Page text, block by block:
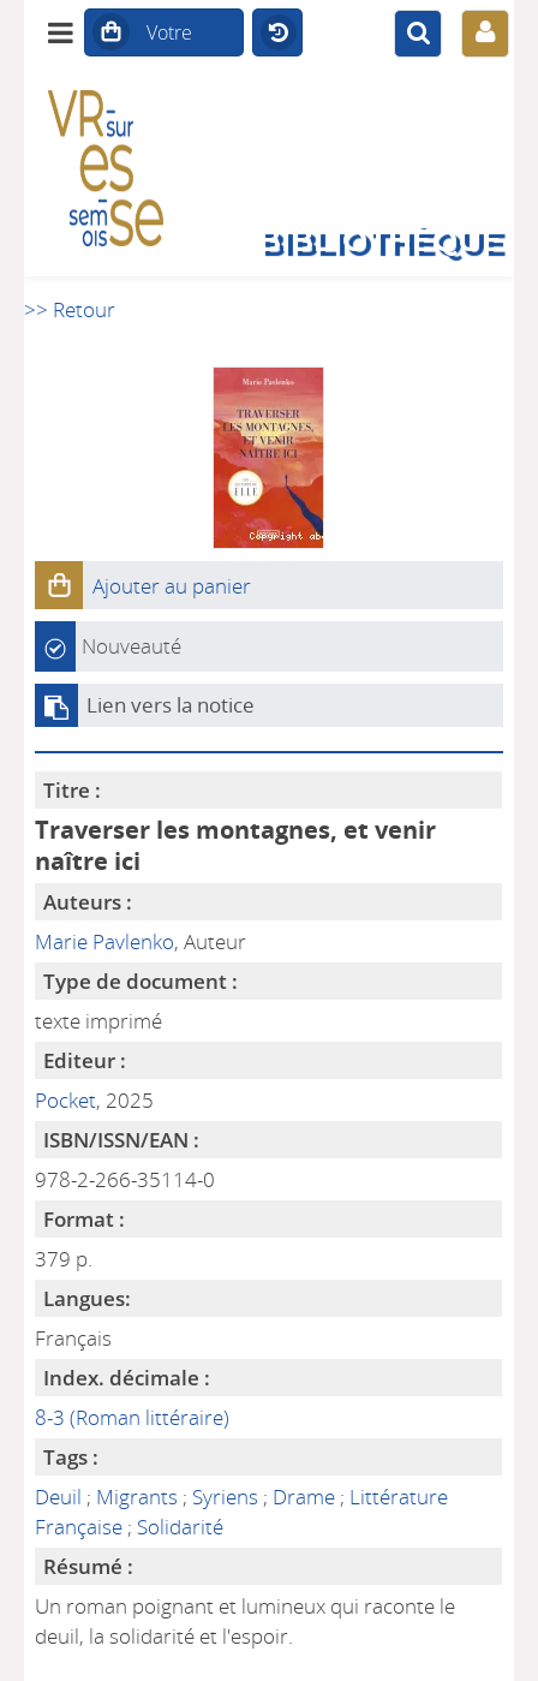
BIBLIOTHÈQUE
>> Retour
Ajouter au panier
Nouveauté
Lien vers la notice
Titre :
Traverser les montagnes, et venir
naître ici
Auteurs :
Marie Pavlenko, Auteur
Type de document :
texte imprimé
Editeur :
Pocket, 2025
ISBN/ISSN/EAN :
978-2-266-35114-0
Format :
379 p.
Langues:
Français
Index. décimale :
8-3 (Roman littéraire)
Tags :
Deuil ; Migrants ; Syriens ; Drame ; Littérature
Française ; Solidarité
Résumé :
Un roman poignant et lumineux qui raconte le
deuil, la solidarité et l'espoir.